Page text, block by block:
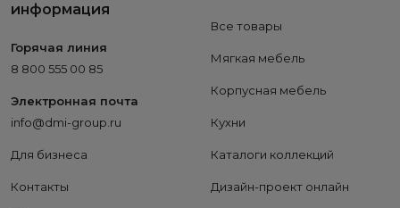
информация
Горячая линия
8 800 555 00 85
Электронная почта
info@dmi-group.ru
Для бизнеса
Контакты
Все товары
Мягкая мебель
Корпусная мебель
Кухни
Каталоги коллекций
Дизайн-проект онлайн